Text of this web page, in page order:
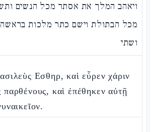
ויאהב המלך את אסתר מכל הנשים
מכל הבתולת וישם כתר מלכות
ושתי
Εσθηρ, καὶ εὗρεν χάριν
καὶ ἐπέθηκεν αὐτῇ